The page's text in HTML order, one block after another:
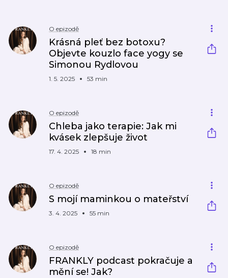
O epizodě
Krásná pleť bez botoxu?
Objevte kouzlo face yogy se
Simonou Rydlovou
1. 5. 2025 53 min
O epizodě
Chleba jako terapie: Jak mi
kvásek zlepšuje život
17. 4. 2025 18 min
O epizodě
S mojí maminkou o mateřství
3. 4. 2025 55 min
O epizodě
FRANKLY podcast pokračuje a
mění se! Jak?